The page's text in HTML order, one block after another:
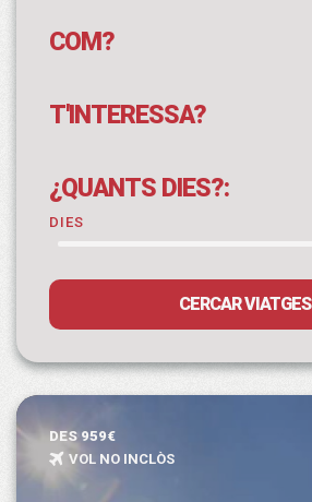
COM?
T'INTERESSA?
¿QUANTS DIES?:
DIES
CERCAR VIATGES
DES 959€
VOL NO INCLÒS